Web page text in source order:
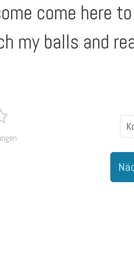
come here
my balls and